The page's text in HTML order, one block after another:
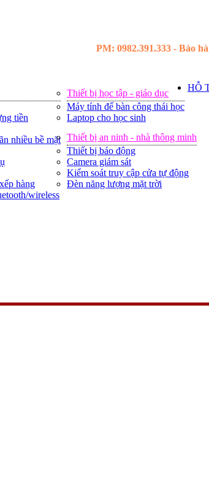
PM: 0982.391.333 - Bảo
tiền
nhiều bề mặt
hàng
wireless
Thiết bị học tập - giáo dục
Máy tính để bàn công thái học
Laptop cho học sinh
Thiết bị an ninh - nhà thông minh
Thiết bị báo động
Camera giám sát
Kiểm soát truy cập cửa tự động
Đèn năng lượng mặt trời
HỖ